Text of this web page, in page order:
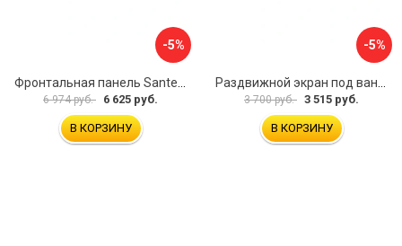
-5%
6 974 руб. 6 625 руб.
В КОРЗИНУ
-5%
3 700 руб. 3 515 руб.
В КОРЗИНУ